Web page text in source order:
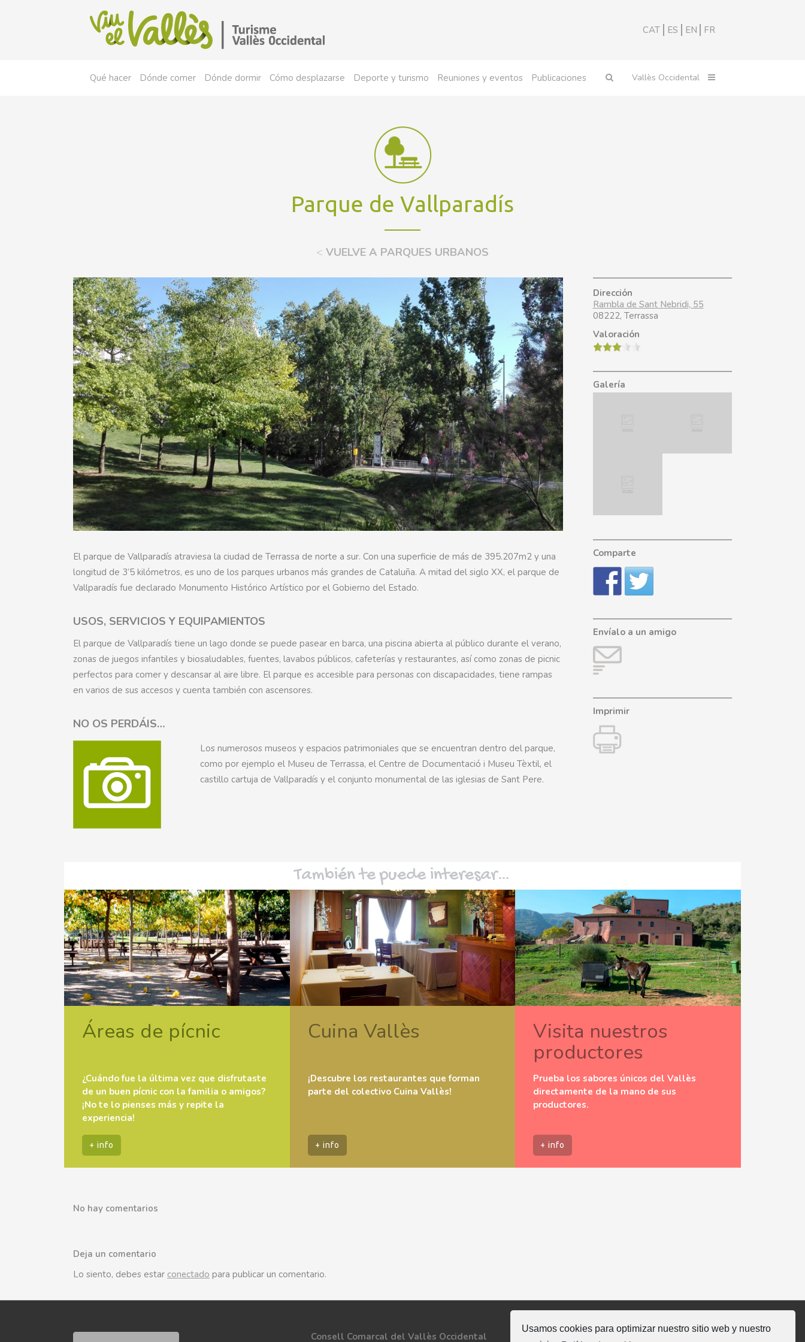
Usamos cookies para optimizar nuestro sitio web y nuestro
CAT ES EN FR
Qué hacer Dónde comer Dónde dormir Cómo desplazarse Deporte y turismo Reuniones y eventos Publicaciones
Parque de Vallparadís
< VUELVE A PARQUES URBANOS
El parque de Vallparadís atraviesa la ciudad de Terrassa de norte a sur. Con una superficie de más de 395.207m2 y una
longitud de 3’5 kilómetros, es uno de los parques urbanos más grandes de Cataluña. A mitad del siglo XX, el parque de
Vallparadís fue declarado Monumento Histórico Artístico por el Gobierno del Estado.
USOS, SERVICIOS Y EQUIPAMIENTOS
El parque de Vallparadís tiene un lago donde se puede pasear en barca, una piscina abierta al público durante el verano,
zonas de juegos infantiles y biosaludables, fuentes, lavabos públicos, cafeterías y restaurantes, así como zonas de picnic
perfectos para comer y descansar al aire libre. El parque es accesible para personas con discapacidades, tiene rampas
en varios de sus accesos y cuenta también con ascensores.
NO OS PERDÁIS…
Los numerosos museos y espacios patrimoniales que se encuentran dentro del parque,
como por ejemplo el Museu de Terrassa, el Centre de Documentació i Museu Tèxtil, el
castillo cartuja de Vallparadís y el conjunto monumental de las iglesias de Sant Pere.
Dirección
Rambla de Sant Nebridi, 55
08222, Terrassa
Valoración
Galería
Comparte
Envíalo a un amigo
Imprimir
También te puede interesar…
Áreas de pícnic
¿Cuándo fue la última vez que disfrutaste
de un buen pícnic con la familia o amigos?
¡No te lo pienses más y repite la
experiencia!
+ info
Cuina Vallès
¡Descubre los restaurantes que forman
parte del colectivo Cuina Vallès!
+ info
Visita nuestros
productores
Prueba los sabores únicos del Vallès
directamente de la mano de sus
productores.
+ info
No hay comentarios
Deja un comentario
Lo siento, debes estar conectado para publicar un comentario.
Consell Comarcal del Vallès Occidental
Síguenos